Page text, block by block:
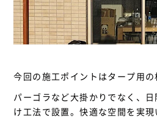
今回の施工ポイントはタープ用の
パーゴラなど大掛かりでなく、
け工法で設置。快適な空間を実現